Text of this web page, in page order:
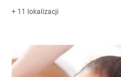
+ 11 lokalizacji